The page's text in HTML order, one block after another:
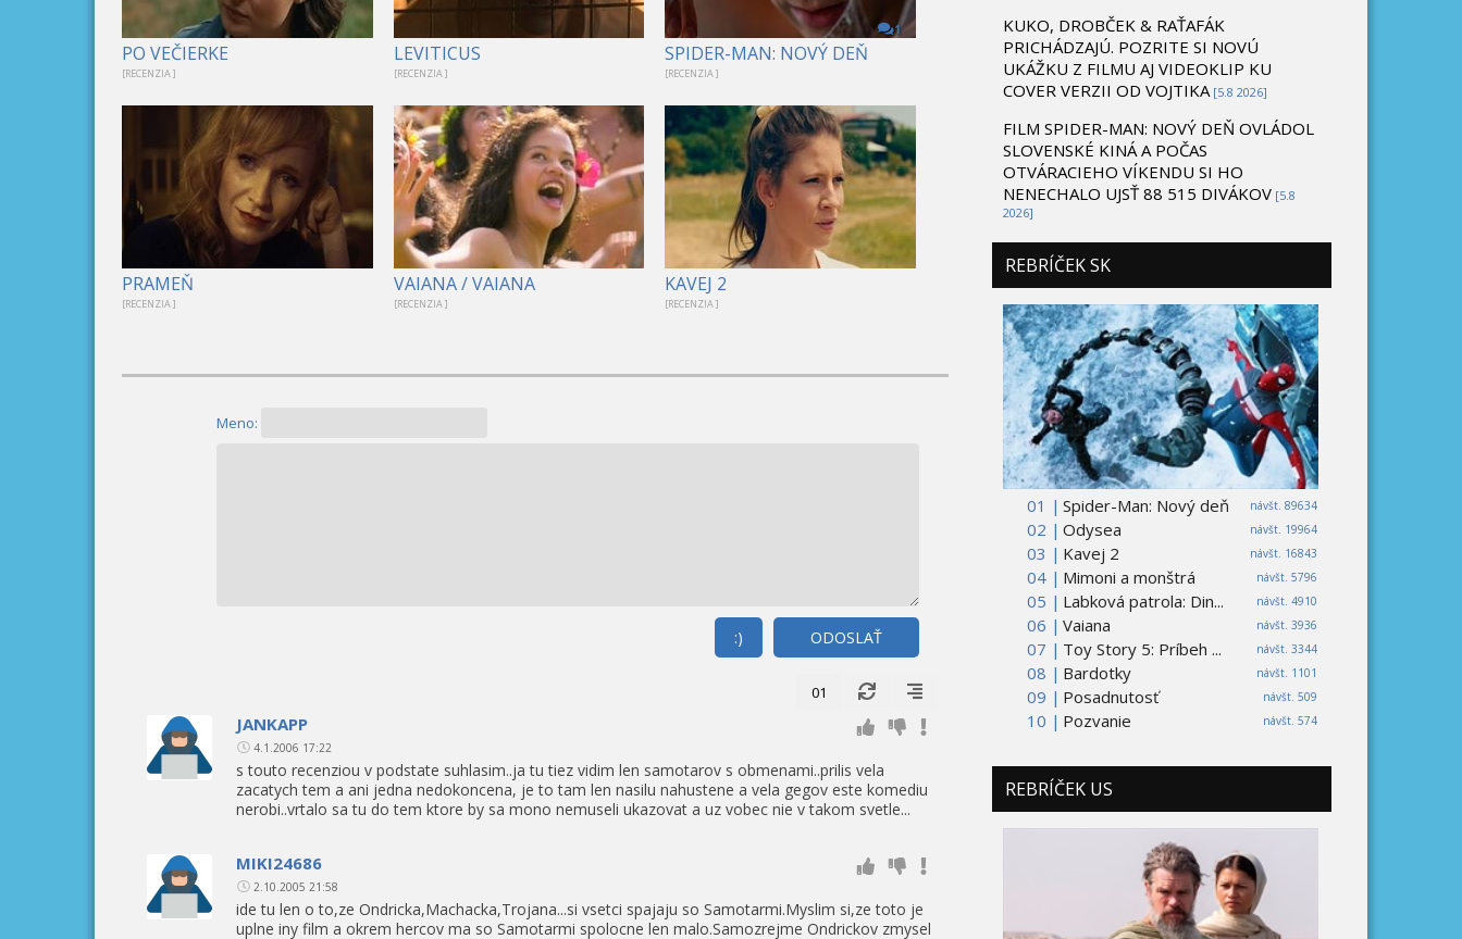
PO VEČIERKE
[RECENZIA ]
LEVITICUS
[RECENZIA ]
1
SPIDER-MAN: NOVÝ DEŇ
[RECENZIA ]
PRAMEŇ
[RECENZIA ]
VAIANA / VAIANA
[RECENZIA ]
KAVEJ 2
[RECENZIA ]
Meno:
ODOSLAŤ
:)
01
JANKAPP
4.1.2006 17:22
s touto recenziou v podstate suhlasim..ja tu tiez vidim len samotarov s obmenami..prilis vela
zacatych tem a ani jedna nedokoncena, je to tam len nasilu nahustene a vela gegov este komediu
nerobi..vrtalo sa tu do tem ktore by sa mono nemuseli ukazovat a uz vobec nie v takom svetle...
MIKI24686
2.10.2005 21:58
ide tu len o to,ze Ondricka,Machacka,Trojana...si vsetci spajaju so Samotarmi.Myslim si,ze toto je
uplne iny film a okrem hercov ma so Samotarmi spolocne len malo.Samozrejme Ondrickov zmysel
KUKO, DROBČEK & RAŤAFÁK
PRICHÁDZAJÚ. POZRITE SI NOVÚ
UKÁŽKU Z FILMU AJ VIDEOKLIP KU
COVER VERZII OD VOJTIKA [5.8 2026]
FILM SPIDER-MAN: NOVÝ DEŇ OVLÁDOL
SLOVENSKÉ KINÁ A POČAS
OTVÁRACIEHO VÍKENDU SI HO
NENECHALO UJSŤ 88 515 DIVÁKOV [5.8
2026]
REBRÍČEK SK
01 | návšt. 89634
Spider-Man: Nový deň
02 |
návšt. 19964
Odysea
03 |
návšt. 16843
Kavej 2
04 |
návšt. 5796
Mimoni a monštrá
05 |
návšt. 4910
Labková patrola: Din...
06 |
návšt. 3936
Vaiana
07 |
návšt. 3344
Toy Story 5: Príbeh ...
08 |
návšt. 1101
Bardotky
09 |
návšt. 509
Posadnutosť
10 |
návšt. 574
Pozvanie
REBRÍČEK US